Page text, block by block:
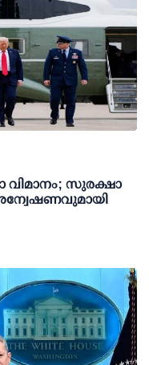
വിമാനം; സുരക്ഷാ